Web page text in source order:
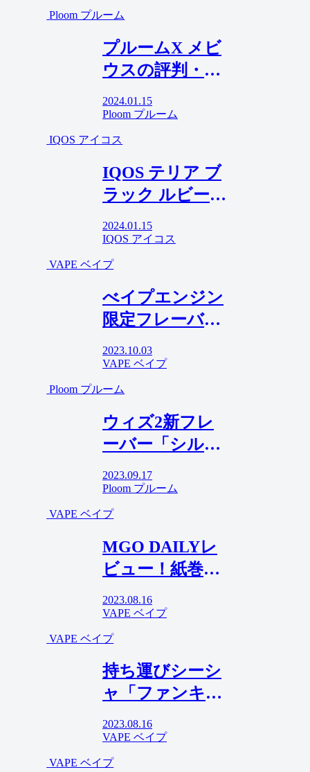
ってみた感想！
売り切れも納得
の激旨パッショ
ン・フレーバー
Ploom プルーム
プルームX メビ
ウスの評判・口
コミまとめ！味
が変わったメビ
ウスを吸ってみ
た率直な感想。
2024.01.15
Ploom プルーム
IQOS アイコス
IQOS テリア ブ
ラック ルビーメ
ンソール比較レ
ビュー！ラズベ
リー風味の強メ
2024.01.15
IQOS アイコス
VAPE ベイプ
べイプエンジン
限定フレーバー
ッシュ」懐かし
い気持ちになれ
る激ウマ・フレ
ーバー！
2023.10.03
VAPE ベイプ
Ploom プルーム
ウィズ2新フレ
ーバー「シルク
美味いのか？既
存レギュラーと
ビュー！
2023.09.17
Ploom プルーム
VAPE ベイプ
MGO DAILYレ
ビュー！紙巻き
の咥え心地抜群
の使い捨て電子
タバコ
2023.08.16
VAPE ベイプ
VAPE ベイプ
持ち運びシーシ
ャ「ファンキー
モンキー」レビ
ュー！インスタ
映え抜群
2023.08.16
VAPE ベイプ
VAPE ベイプ